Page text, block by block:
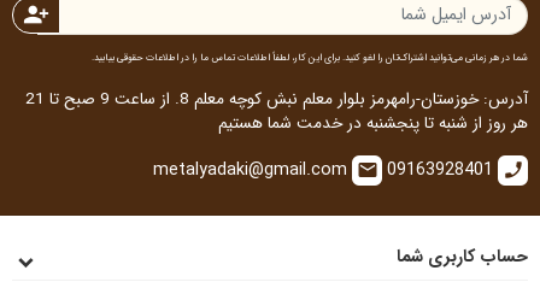
person_add
شما در هر زمانی می‌توانید اشتراک‌تان را لغو کنید. برای این کار، لطفاً اطلاعات تماس ما را در اطلاعات حقوقی بیابید.
آدرس: خوزستان-رامهرمز بلوار معلم نبش کوچه معلم 8. از ساعت 9 صبح تا 21
هر روز از شنبه تا پنجشنبه در خدمت شما هستیم
call
09163928401
email
حساب کاربری شما